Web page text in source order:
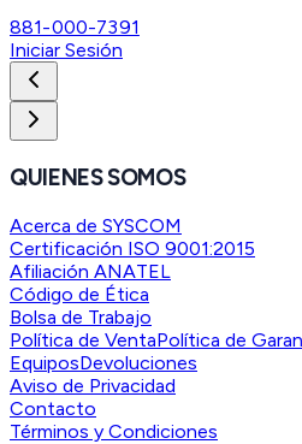
881-000-7391
Iniciar Sesión
QUIENES SOMOS
Acerca de SYSCOM
Certificación ISO 9001:2015
Afiliación ANATEL
Código de Ética
Bolsa de Trabajo
Política de VentaPolítica de
EquiposDevoluciones
Aviso de Privacidad
Contacto
Términos y Condiciones